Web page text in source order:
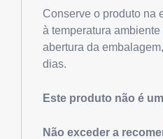
Conserve o produto na
à temperatura ambiente
abertura da
dias.
Este produto não é
Não exceder a